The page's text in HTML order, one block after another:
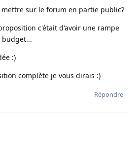
mettre sur le forum en partie public?
c'était d'avoir une rampe
budget...
:)
complète je vous dirais :)
Répondre